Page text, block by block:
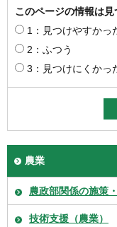
このページの情報は
1：見つけやすかっ
2：ふつう
3：見つけにくかっ
農業
農政部関係の施策
技術支援（農業）